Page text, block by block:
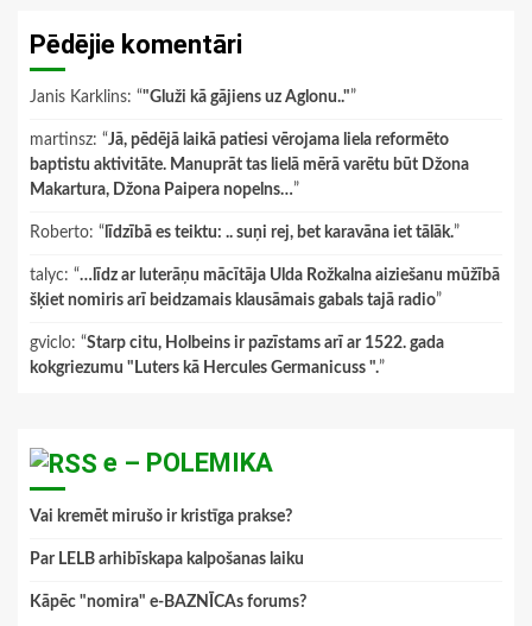
Pēdējie komentāri
Janis Karklins: “"Gluži kā gājiens uz Aglonu.."”
martinsz: “Jā, pēdējā laikā patiesi vērojama liela reformēto
baptistu aktivitāte. Manuprāt tas lielā mērā varētu būt Džona
Makartura, Džona Paipera nopelns…”
Roberto: “ līdzībā es teiktu: .. suņi rej, bet karavāna iet tālāk.”
talyc: “…līdz ar luterāņu mācītāja Ulda Rožkalna aiziešanu mūžībā
šķiet nomiris arī beidzamais klausāmais gabals tajā radio”
gviclo: “Starp citu, Holbeins ir pazīstams arī ar 1522. gada
kokgriezumu "Luters kā Hercules Germanicuss ".”
e – POLEMIKA
Vai kremēt mirušo ir kristīga prakse?
Par LELB arhibīskapa kalpošanas laiku
Kāpēc "nomira" e-BAZNĪCAs forums?